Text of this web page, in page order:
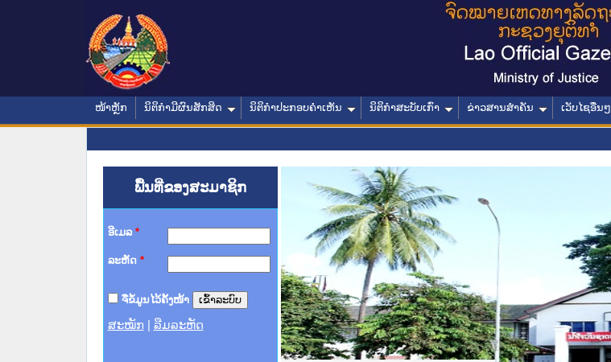
ໜ້າຫຼັກ ນິຕິກໍາມີຜົນສັກສິດ ນິຕິກໍາປະກອບຄໍາເຫັນ ນິຕິກໍາສະບັບເກົ່າ ຂ່າວສານສໍາຄັນ ເວັບໄຊອື່ນໆ
ພື້ນທີ່ຂອງສະມາຊິກ
ອີເມລ *
ລະຫັດ *
ຈື່ຂໍ້ມູນໄວ້ຄັ້ງໜ້າ
ສະໝັກ ລືມລະຫັດ